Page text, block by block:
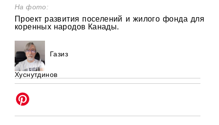
На фото:
Проект развития поселений и жилого фонда для
коренных народов Канады.
Газиз
Хуснутдинов